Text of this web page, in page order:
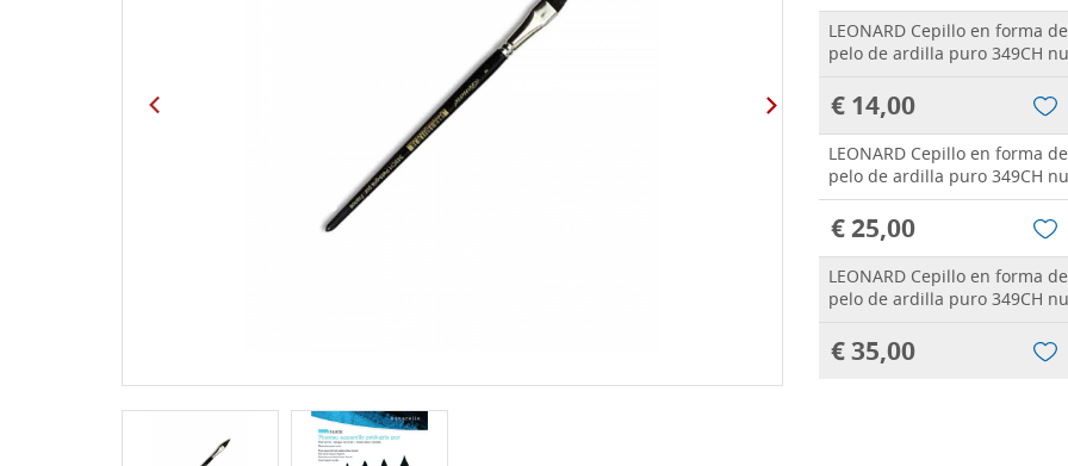
LEONARD Cepillo en forma
pelo de ardilla puro 349CH
€ 14,00
LEONARD Cepillo en forma
pelo de ardilla puro 349CH
€ 25,00
LEONARD Cepillo en forma
pelo de ardilla puro 349CH
€ 35,00